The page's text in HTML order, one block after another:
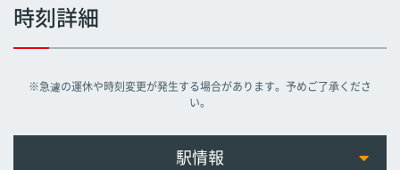
県庁前駅
美栄橋駅
牧志駅
県庁前駅
美栄橋駅
牧志駅
県庁前駅
美栄橋駅
牧志駅
時刻詳細
※急遽の運休や時刻変更が発生する場合があります。予めご了承くださ
い。
駅情報